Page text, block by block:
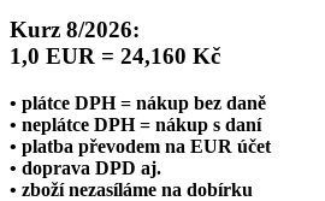
Kurz 8/2026:
1,0 EUR = 24,160 Kč
• plátce DPH = nákup bez daně
• neplátce DPH = nákup s daní
• platba převodem na EUR účet
• doprava DPD aj.
• zboží nezasíláme na dobírku